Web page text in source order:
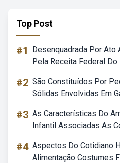
Top Post
#1
Desenquadrada Por
Pela Receita Federal Do
#2 São Constituídos Por
Sólidas Envolvidas Em
#3 As Características Do
Infantil Associadas As
#4 Aspectos Do Cotidiano
Alimentação Costumes